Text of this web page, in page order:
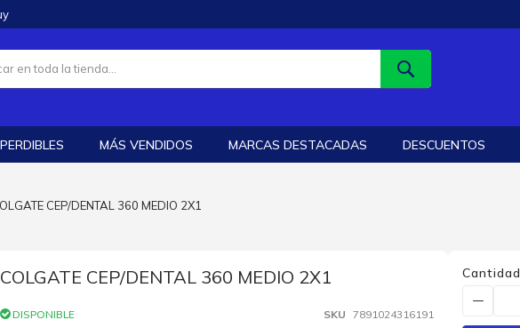
MÁS VENDIDOS MARCAS DESTACADAS DESCUENTOS
CEP/DENTAL 360 MEDIO 2X1
COLGATE CEP/DENTAL 360 MEDIO 2X1
DISPONIBLE SKU 7891024316191
Cantidad